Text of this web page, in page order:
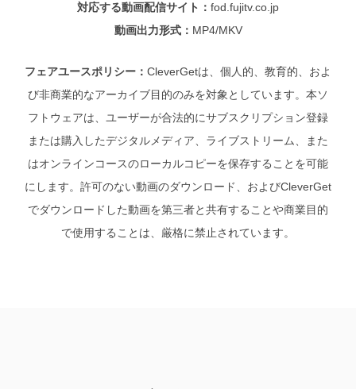
対応する動画配信サイト： fod.fujitv.co.jp
動画出力形式： MP4/MKV
フェアユースポリシー： CleverGetは、個人的、教育的、およ
び非商業的なアーカイブ目的のみを対象としています。本ソ
フトウェアは、ユーザーが合法的にサブスクリプション登録
または購入したデジタルメディア、ライブストリーム、また
はオンラインコースのローカルコピーを保存することを可能
にします。許可のない動画のダウンロード、およびCleverGet
でダウンロードした動画を第三者と共有することや商業目的
で使用することは、厳格に禁止されています。